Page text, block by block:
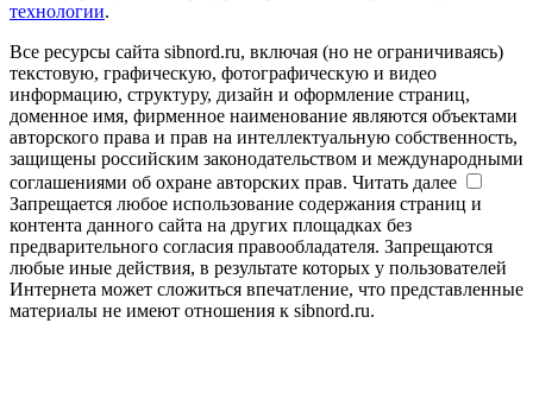
технологии.
Все ресурсы сайта sibnord.ru, включая (но не ограничиваясь)
текстовую, графическую, фотографическую и видео
информацию, структуру, дизайн и оформление страниц,
доменное имя, фирменное наименование являются объектами
авторского права и прав на интеллектуальную собственность,
защищены российским законодательством и международными
соглашениями об охране авторских прав. Читать далее
Запрещается любое использование содержания страниц и
контента данного сайта на других площадках без
предварительного согласия правообладателя. Запрещаются
любые иные действия, в результате которых у пользователей
Интернета может сложиться впечатление, что представленные
материалы не имеют отношения к sibnord.ru.